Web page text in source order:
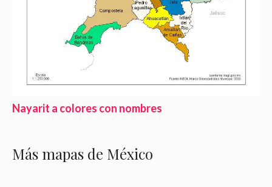
Nayarit a colores con nombres
Más mapas de México